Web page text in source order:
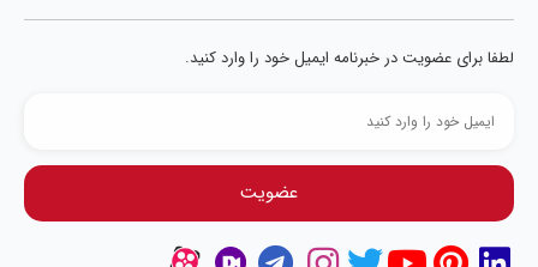
لطفا برای عضویت در خبرنامه ایمیل خود را وارد کنید.
عضویت